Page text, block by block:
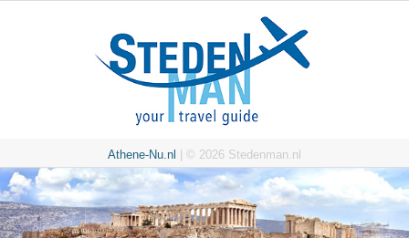
Athene-Nu.nl | © 2026 Stedenman.nl